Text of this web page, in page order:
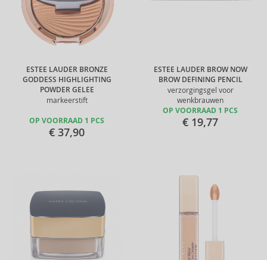
ESTEE LAUDER BRONZE
GODDESS HIGHLIGHTING
POWDER GELEE
markeerstift
OP VOORRAAD 1 PCS
€ 37,90
ESTEE LAUDER BROW NOW
BROW DEFINING PENCIL
verzorgingsgel voor
wenkbrauwen
OP VOORRAAD 1 PCS
€ 19,77